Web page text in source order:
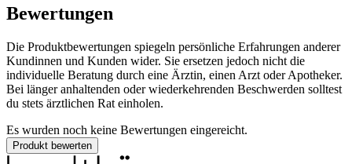
Bewertungen
Die Produktbewertungen spiegeln persönliche Erfahrungen anderer
Kundinnen und Kunden wider. Sie ersetzen jedoch nicht die
individuelle Beratung durch eine Ärztin, einen Arzt oder Apotheker.
Bei länger anhaltenden oder wiederkehrenden Beschwerden solltest
du stets ärztlichen Rat einholen.
Es wurden noch keine Bewertungen eingereicht.
Produkt bewerten